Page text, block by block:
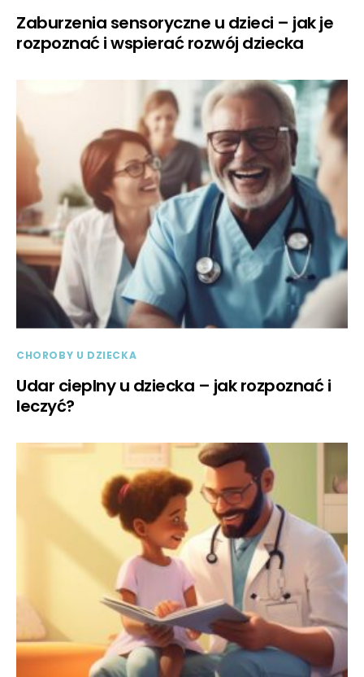
Zaburzenia sensoryczne u dzieci – jak je
rozpoznać i wspierać rozwój dziecka
CHOROBY U DZIECKA
Udar cieplny u dziecka – jak rozpoznać i
leczyć?